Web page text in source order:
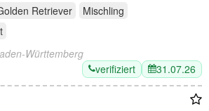
Retriever
Mischling
Württemberg
verifiziert
31.07.26